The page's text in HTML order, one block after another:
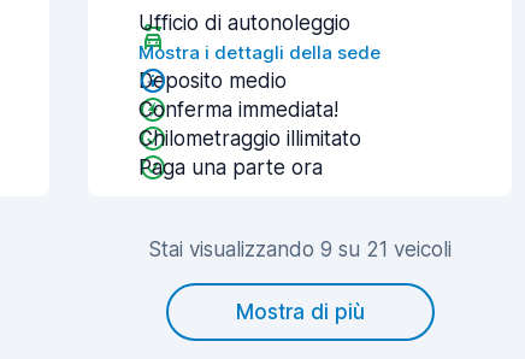
Ufficio di autonoleggio
Mostra i dettagli della sede
Deposito medio
Conferma immediata!
Chilometraggio illimitato
Paga una parte ora
Stai visualizzando 9 su 21 veicoli
Mostra di più